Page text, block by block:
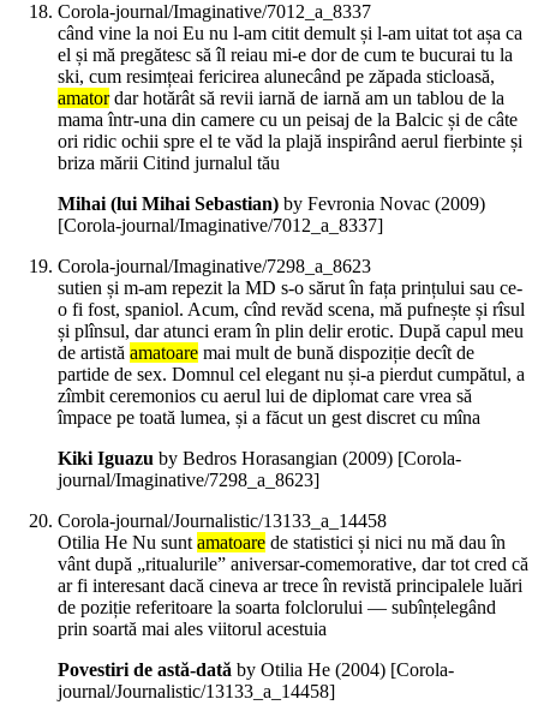
Corola-journal/Imaginative/7012_a_8337
când vine la noi Eu nu l-am citit demult și l-am uitat tot așa ca
el și mă pregătesc să îl reiau mi-e dor de cum te bucurai tu la
ski, cum resimțeai fericirea alunecând pe zăpada sticloasă,
amatordar hotărât să revii iarnă de iarnă am un tablou de la
mama într-una din camere cu un peisaj de la Balcic și de câte
ori ridic ochii spre el te văd la plajă inspirând aerul fierbinte și
briza mării Citind jurnalul tău
Mihai (lui Mihai Sebastian) by Fevronia Novac (2009)
[Corola-journal/Imaginative/7012_a_8337]
Corola-journal/Imaginative/7298_a_8623
sutien și m-am repezit la MD s-o sărut în fața prințului sau ce-
o fi fost, spaniol. Acum, cînd revăd scena, mă pufnește și rîsul
și plînsul, dar atunci eram în plin delir erotic. După capul meu
de artistă amatoare mai mult de bună dispoziție decît de
partide de sex. Domnul cel elegant nu și-a pierdut cumpătul, a
zîmbit ceremonios cu aerul lui de diplomat care vrea să
împace pe toată lumea, și a făcut un gest discret cu mîna
Kiki Iguazu by Bedros Horasangian (2009) [Corola-
journal/Imaginative/7298_a_8623]
Corola-journal/Journalistic/13133_a_14458
Otilia He Nu suntamatoare de statistici și nici nu mă dau în
vânt după „ritualurile” aniversar-comemorative, dar tot cred că
ar fi interesant dacă cineva ar trece în revistă principalele luări
de poziție referitoare la soarta folclorului — subînțelegând
prin soartă mai ales viitorul acestuia
Povestiri de astă-dată by Otilia He (2004) [Corola-
journal/Journalistic/13133_a_14458]